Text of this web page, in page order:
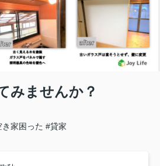
みませんか？
き家困った #貸家